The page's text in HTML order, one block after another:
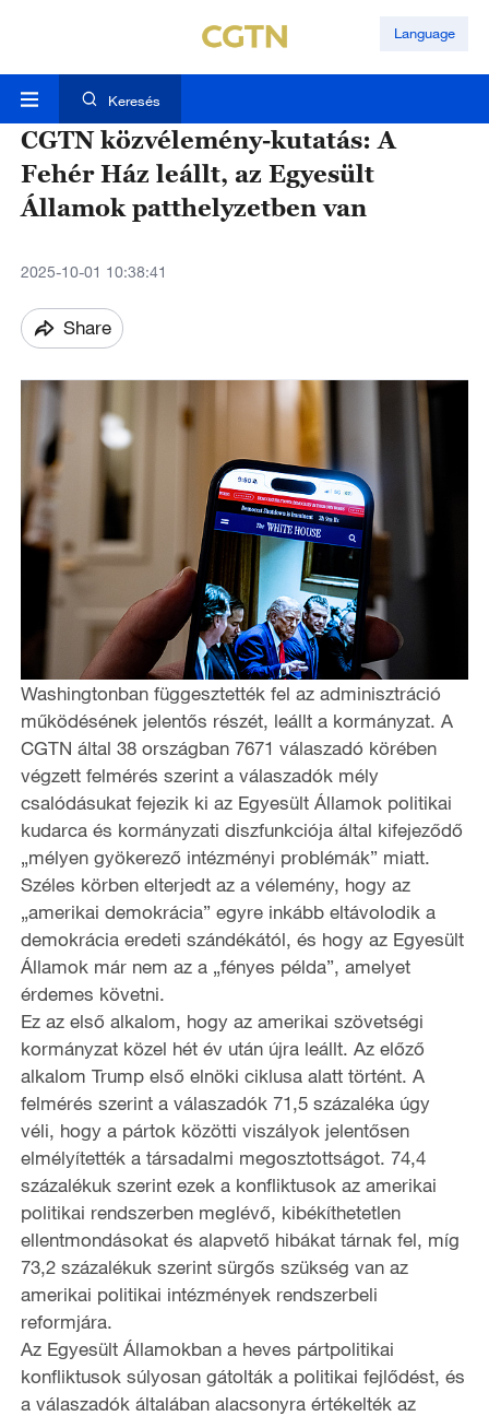
Language
Keresés
CGTN közvélemény-kutatás: A
Fehér Ház leállt, az Egyesült
Államok patthelyzetben van
2025-10-01 10:38:41
Share
Washingtonban függesztették fel az adminisztráció
működésének jelentős részét, leállt a kormányzat. A
CGTN által 38 országban 7671 válaszadó körében
végzett felmérés szerint a válaszadók mély
csalódásukat fejezik ki az Egyesült Államok politikai
kudarca és kormányzati diszfunkciója által kifejeződő
„mélyen gyökerező intézményi problémák” miatt.
Széles körben elterjedt az a vélemény, hogy az
„amerikai demokrácia” egyre inkább eltávolodik a
demokrácia eredeti szándékától, és hogy az Egyesült
Államok már nem az a „fényes példa”, amelyet
érdemes követni.
Ez az első alkalom, hogy az amerikai szövetségi
kormányzat közel hét év után újra leállt. Az előző
alkalom Trump első elnöki ciklusa alatt történt. A
felmérés szerint a válaszadók 71,5 százaléka úgy
véli, hogy a pártok közötti viszályok jelentősen
elmélyítették a társadalmi megosztottságot. 74,4
százalékuk szerint ezek a konfliktusok az amerikai
politikai rendszerben meglévő, kibékíthetetlen
ellentmondásokat és alapvető hibákat tárnak fel, míg
73,2 százalékuk szerint sürgős szükség van az
amerikai politikai intézmények rendszerbeli
reformjára.
Az Egyesült Államokban a heves pártpolitikai
konfliktusok súlyosan gátolták a politikai fejlődést, és
a válaszadók általában alacsonyra értékelték az